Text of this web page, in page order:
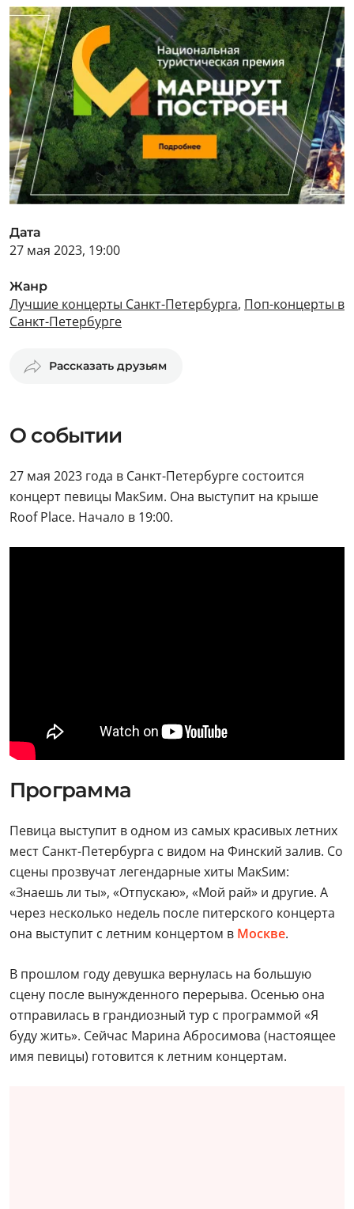
Дата
27 мая 2023, 19:00
Жанр
Лучшие концерты Санкт-Петербурга, Поп-концерты в
Санкт-Петербурге
Рассказать друзьям
О событии
27 мая 2023 года в Санкт-Петербурге состоится
концерт певицы МакSим. Она выступит на крыше
Roof Place. Начало в 19:00.
Программа
Певица выступит в одном из самых красивых летних
мест Санкт-Петербурга с видом на Финский залив. Со
сцены прозвучат легендарные хиты МакSим:
«Знаешь ли ты», «Отпускаю», «Мой рай» и другие. А
через несколько недель после питерского концерта
она выступит с летним концертом в Москве.
В прошлом году девушка вернулась на большую
сцену после вынужденного перерыва. Осенью она
отправилась в грандиозный тур с программой «Я
буду жить». Сейчас Марина Абросимова (настоящее
имя певицы) готовится к летним концертам.